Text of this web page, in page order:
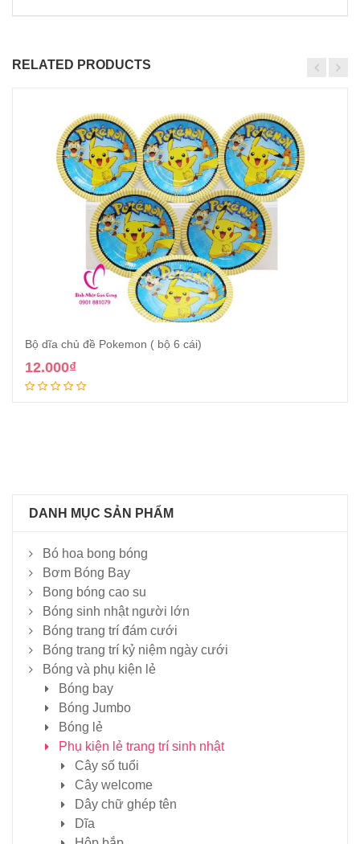
RELATED PRODUCTS
Bộ dĩa chủ đề Pokemon ( bộ 6 cái)
12.000₫
DANH MỤC SẢN PHẨM
Bó hoa bong bóng
Bơm Bóng Bay
Bong bóng cao su
Bóng sinh nhật người lớn
Bóng trang trí đám cưới
Bóng trang trí kỷ niệm ngày cưới
Bóng và phụ kiện lẻ
Bóng bay
Bóng Jumbo
Bóng lẻ
Phụ kiện lẻ trang trí sinh nhật
Cây số tuổi
Cây welcome
Dây chữ ghép tên
Dĩa